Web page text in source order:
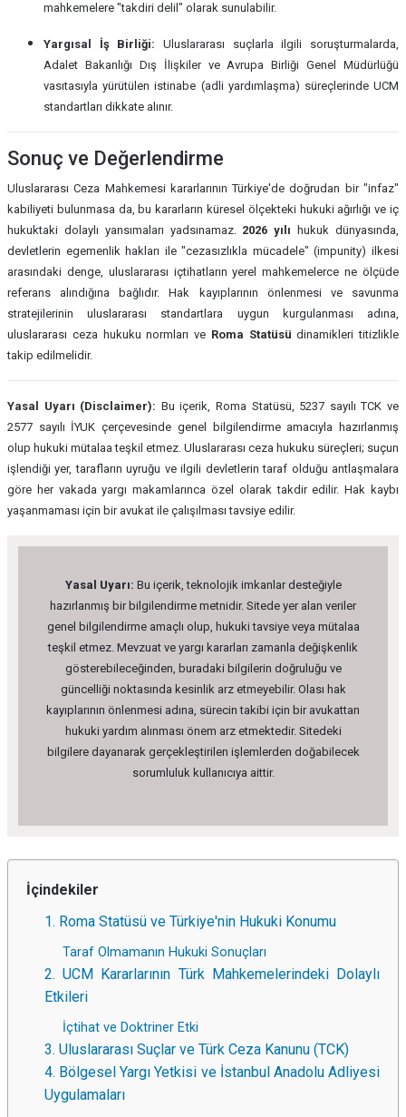
mahkemelere "takdiri delil" olarak sunulabilir.
Yargısal İş Birliği: Uluslararası suçlarla ilgili soruşturmalarda,
Adalet Bakanlığı Dış İlişkiler ve Avrupa Birliği Genel Müdürlüğü
vasıtasıyla yürütülen istinabe (adli yardımlaşma) süreçlerinde UCM
standartları dikkate alınır.
Sonuç ve Değerlendirme
Uluslararası Ceza Mahkemesi kararlarının Türkiye'de doğrudan bir "infaz"
kabiliyeti bulunmasa da, bu kararların küresel ölçekteki hukuki ağırlığı ve iç
hukuktaki dolaylı yansımaları yadsınamaz. 2026 yılı hukuk dünyasında,
devletlerin egemenlik hakları ile "cezasızlıkla mücadele" (impunity) ilkesi
arasındaki denge, uluslararası içtihatların yerel mahkemelerce ne ölçüde
referans alındığına bağlıdır. Hak kayıplarının önlenmesi ve savunma
stratejilerinin uluslararası standartlara uygun kurgulanması adına,
uluslararası ceza hukuku normları ve Roma Statüsü dinamikleri titizlikle
takip edilmelidir.
Yasal Uyarı (Disclaimer): Bu içerik, Roma Statüsü, 5237 sayılı TCK ve
2577 sayılı İYUK çerçevesinde genel bilgilendirme amacıyla hazırlanmış
olup hukuki mütalaa teşkil etmez. Uluslararası ceza hukuku süreçleri; suçun
işlendiği yer, tarafların uyruğu ve ilgili devletlerin taraf olduğu antlaşmalara
göre her vakada yargı makamlarınca özel olarak takdir edilir. Hak kaybı
yaşanmaması için bir avukat ile çalışılması tavsiye edilir.
Yasal Uyarı: Bu içerik, teknolojik imkanlar desteğiyle
hazırlanmış bir bilgilendirme metnidir. Sitede yer alan veriler
genel bilgilendirme amaçlı olup, hukuki tavsiye veya mütalaa
teşkil etmez. Mevzuat ve yargı kararları zamanla değişkenlik
gösterebileceğinden, buradaki bilgilerin doğruluğu ve
güncelliği noktasında kesinlik arz etmeyebilir. Olası hak
kayıplarının önlenmesi adına, sürecin takibi için bir avukattan
hukuki yardım alınması önem arz etmektedir. Sitedeki
bilgilere dayanarak gerçekleştirilen işlemlerden doğabilecek
sorumluluk kullanıcıya aittir.
İçindekiler
1. Roma Statüsü ve Türkiye'nin Hukuki Konumu
Taraf Olmamanın Hukuki Sonuçları
2. UCM Kararlarının Türk Mahkemelerindeki Dolaylı
Etkileri
İçtihat ve Doktriner Etki
3. Uluslararası Suçlar ve Türk Ceza Kanunu (TCK)
4. Bölgesel Yargı Yetkisi ve İstanbul Anadolu Adliyesi
Uygulamaları